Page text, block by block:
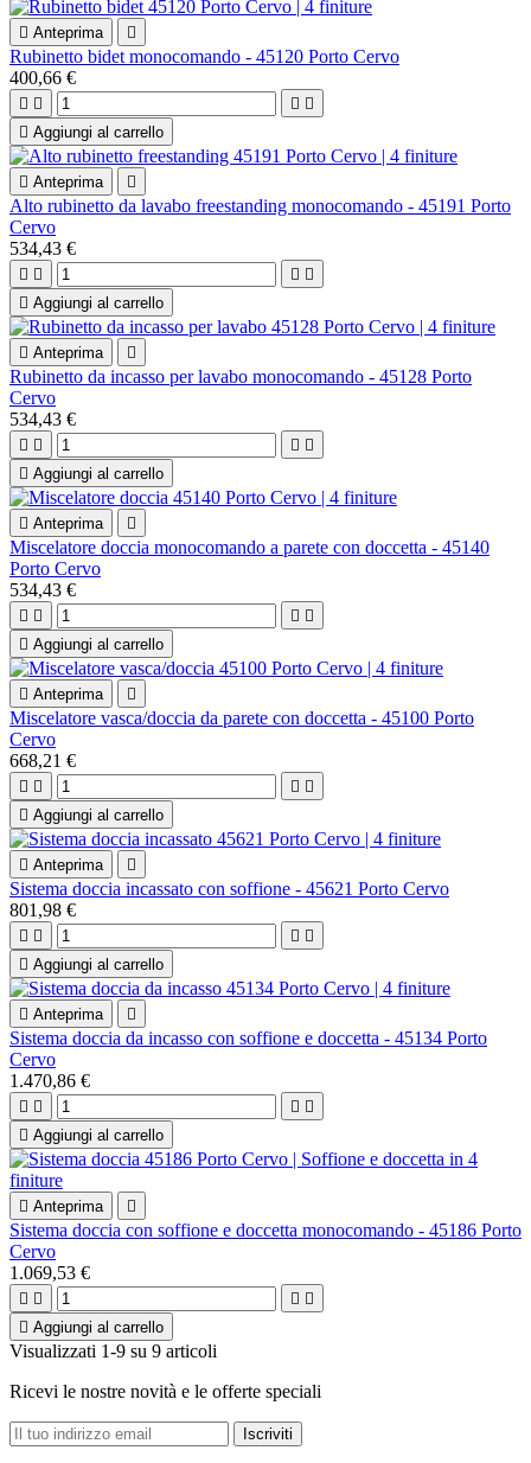
 Anteprima 
Rubinetto bidet monocomando - 45120 Porto Cervo
400,66 €
   
 Aggiungi al carrello
 Anteprima 
Alto rubinetto da lavabo freestanding monocomando - 45191 Porto
Cervo
534,43 €
   
 Aggiungi al carrello
 Anteprima 
Rubinetto da incasso per lavabo monocomando - 45128 Porto
Cervo
534,43 €
   
 Aggiungi al carrello
 Anteprima 
Miscelatore doccia monocomando a parete con doccetta - 45140
Porto Cervo
534,43 €
   
 Aggiungi al carrello
 Anteprima 
Miscelatore vasca/doccia da parete con doccetta - 45100 Porto
Cervo
668,21 €
   
 Aggiungi al carrello
 Anteprima 
Sistema doccia incassato con soffione - 45621 Porto Cervo
801,98 €
   
 Aggiungi al carrello
 Anteprima 
Sistema doccia da incasso con soffione e doccetta - 45134 Porto
Cervo
1.470,86 €
   
 Aggiungi al carrello
 Anteprima 
Sistema doccia con soffione e doccetta monocomando - 45186 Porto
Cervo
1.069,53 €
   
 Aggiungi al carrello
Visualizzati 1-9 su 9 articoli
Ricevi le nostre novità e le offerte speciali